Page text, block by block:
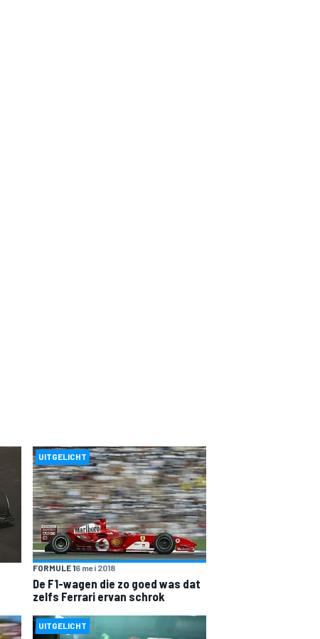
UITGELICHT
FORMULE 16 mei 2018
De F1-wagen die zo goed was dat
zelfs Ferrari ervan schrok
UITGELICHT